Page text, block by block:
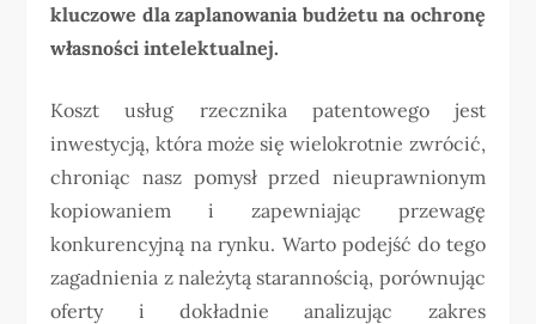
kluczowe dla zaplanowania budżetu na ochronę
własności intelektualnej.
Koszt usług rzecznika patentowego jest
inwestycją, która może się wielokrotnie zwrócić,
chroniąc nasz pomysł przed nieuprawnionym
kopiowaniem i zapewniając przewagę
konkurencyjną na rynku. Warto podejść do tego
zagadnienia z należytą starannością, porównując
oferty i dokładnie analizując zakres